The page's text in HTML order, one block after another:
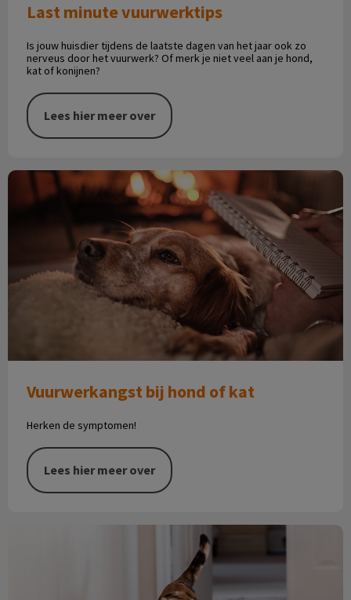
Last minute vuurwerktips
Is jouw huisdier tijdens de laatste dagen van het jaar ook zo
nerveus door het vuurwerk? Of merk je niet veel aan je hond,
kat of konijnen?
Lees hier meer over
Vuurwerkangst bij hond of kat
Vuurwerkangst bij hond of kat
Herken de symptomen!
Lees hier meer over